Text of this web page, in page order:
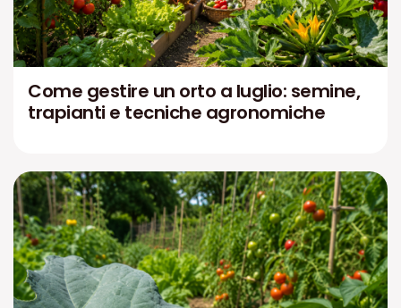
Come gestire un orto a luglio: semine,
trapianti e tecniche agronomiche